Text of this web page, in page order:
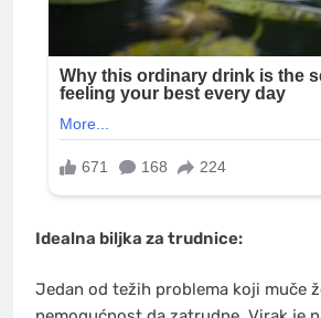
Idealna biljka za trudnice:
Jedan od težih problema koji muče